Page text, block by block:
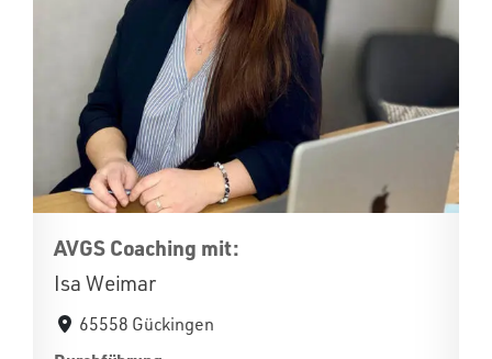
AVGS Coaching mit:
Isa Weimar
65558 Gückingen